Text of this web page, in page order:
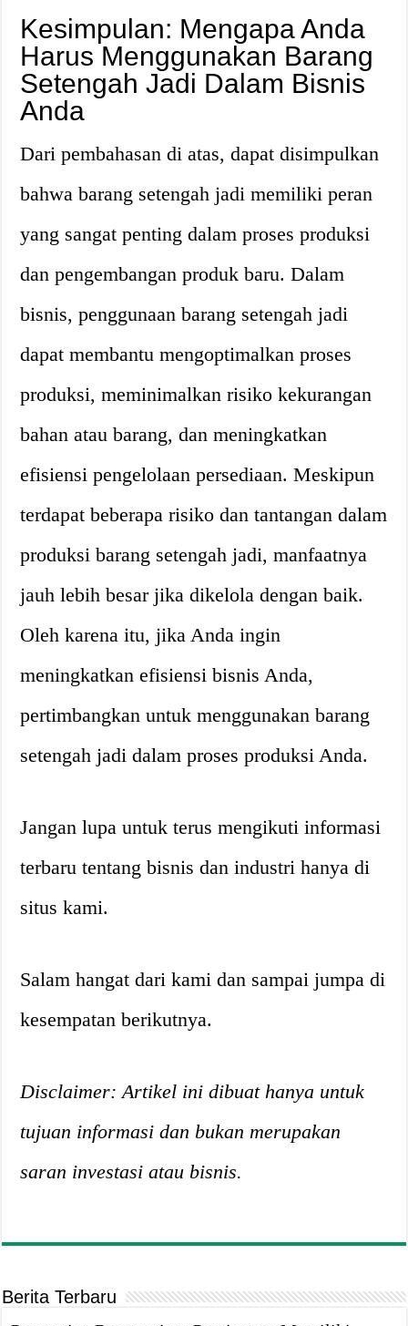
Kesimpulan: Mengapa Anda
Harus Menggunakan Barang
Setengah Jadi Dalam Bisnis
Anda
Dari pembahasan di atas, dapat disimpulkan
bahwa barang setengah jadi memiliki peran
yang sangat penting dalam proses produksi
dan pengembangan produk baru. Dalam
bisnis, penggunaan barang setengah jadi
dapat membantu mengoptimalkan proses
produksi, meminimalkan risiko kekurangan
bahan atau barang, dan meningkatkan
efisiensi pengelolaan persediaan. Meskipun
terdapat beberapa risiko dan tantangan dalam
produksi barang setengah jadi, manfaatnya
jauh lebih besar jika dikelola dengan baik.
Oleh karena itu, jika Anda ingin
meningkatkan efisiensi bisnis Anda,
pertimbangkan untuk menggunakan barang
setengah jadi dalam proses produksi Anda.
Jangan lupa untuk terus mengikuti informasi
terbaru tentang bisnis dan industri hanya di
situs kami.
Salam hangat dari kami dan sampai jumpa di
kesempatan berikutnya.
Disclaimer: Artikel ini dibuat hanya untuk
tujuan informasi dan bukan merupakan
saran investasi atau bisnis.
Berita Terbaru